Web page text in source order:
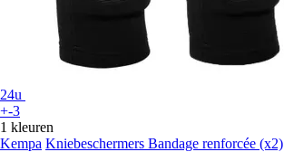
24u
+-3
1 kleuren
Kempa Kniebeschermers Bandage renforcée (x2)